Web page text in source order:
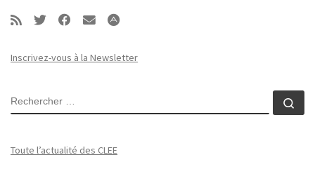
Inscrivez-vous à la Newsletter
RECHERCHER
Toute l’actualité des CLEE